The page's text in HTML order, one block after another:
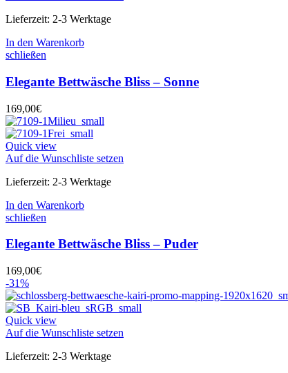
Lieferzeit: 2-3 Werktage
In den Warenkorb
schließen
Elegante Bettwäsche Bliss – Sonne
169,00€
Quick view
Auf die Wunschliste setzen
Lieferzeit: 2-3 Werktage
In den Warenkorb
schließen
Elegante Bettwäsche Bliss – Puder
169,00€
-31%
Quick view
Auf die Wunschliste setzen
Lieferzeit: 2-3 Werktage